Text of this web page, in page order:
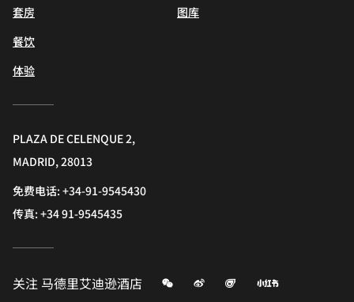
套房
餐饮
体验
图库
PLAZA DE CELENQUE 2,
MADRID, 28013
免费电话:+34-91-9545430
传真:+34 91-9545435
关注 马德里艾迪逊酒店 微信 微博 飞猪 小红书